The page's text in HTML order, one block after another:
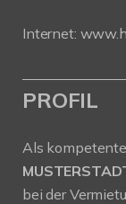
Internet:
PROFIL
Als
bei der